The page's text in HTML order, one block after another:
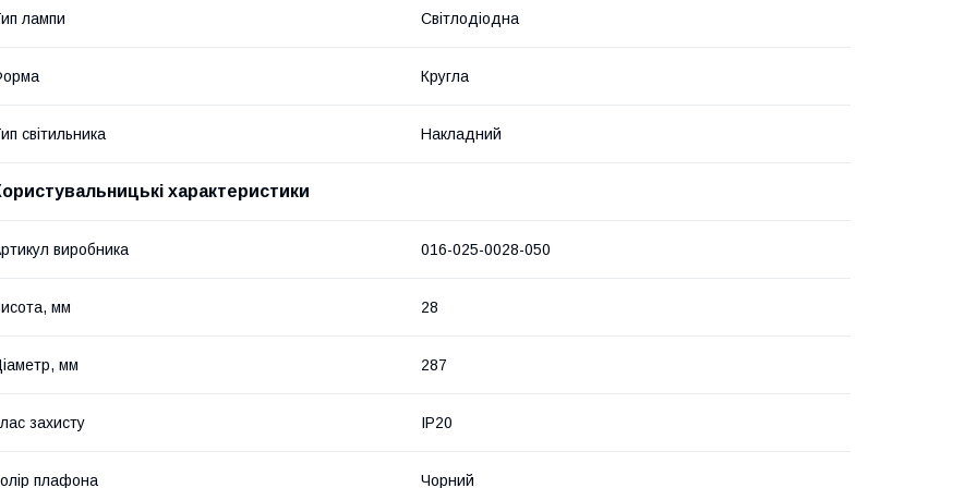
лампи Світлодіодна
Кругла
світильника Накладний
характеристики
виробника 016-025-0028-050
мм 28
мм 287
захисту IP20
плафона Чорний